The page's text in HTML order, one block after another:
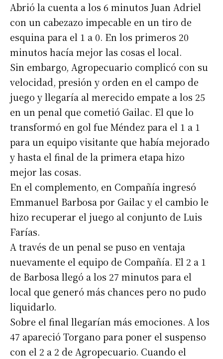
Abrió la cuenta a los 6 minutos Juan Adriel
con un cabezazo impecable en un tiro de
esquina para el 1 a 0. En los primeros 20
minutos hacía mejor las cosas el local.
Sin embargo, Agropecuario complicó con su
velocidad, presión y orden en el campo de
juego y llegaría al merecido empate a los 25
en un penal que cometió Gailac. El que lo
transformó en gol fue Méndez para el 1 a 1
para un equipo visitante que había mejorado
y hasta el final de la primera etapa hizo
mejor las cosas.
En el complemento, en Compañía ingresó
Emmanuel Barbosa por Gailac y el cambio le
hizo recuperar el juego al conjunto de Luis
Farías.
A través de un penal se puso en ventaja
nuevamente el equipo de Compañía. El 2 a 1
de Barbosa llegó a los 27 minutos para el
local que generó más chances pero no pudo
liquidarlo.
Sobre el final llegarían más emociones. A los
47 apareció Torgano para poner el suspenso
con el 2 a 2 de Agropecuario. Cuando el